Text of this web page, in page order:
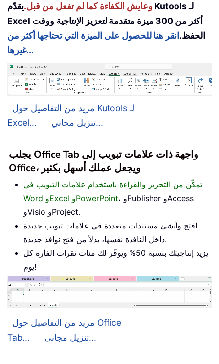
وعايش الكفاءة كما لم تفعل من قبل.يقدّم Kutools لـ
Excel أكثر من 300 ميزة متقدمة لتعزيز الإنتاجية ووقت
الحفظ.انقر هنا للحصول على الميزة التي تحتاجها أكثر من
غيرها...
مزيد من التفاصيل حول Kutools لـ
Excel...
تنزيل مجاني...
يجلب Office Tab واجهة ذات علامات تبويب إلى
Office، ويجعل عملك أسهل بكثير
تمكّن من التحرير والقراءة باستخدام علامات التبويب في
Word وExcel وPowerPoint، وPublisher وAccess
وVisio وProject.
افتح وأنشئ مستندات متعددة في علامات تبويب جديدة
داخل النافذة نفسها، بدلاً من فتح نوافذ جديدة.
يزيد إنتاجيتك بنسبة 50% ويوفّر لك مئات نقرات الفأرة كل
يوم!
مزيد من التفاصيل حول Office
Tab...
تنزيل مجاني...